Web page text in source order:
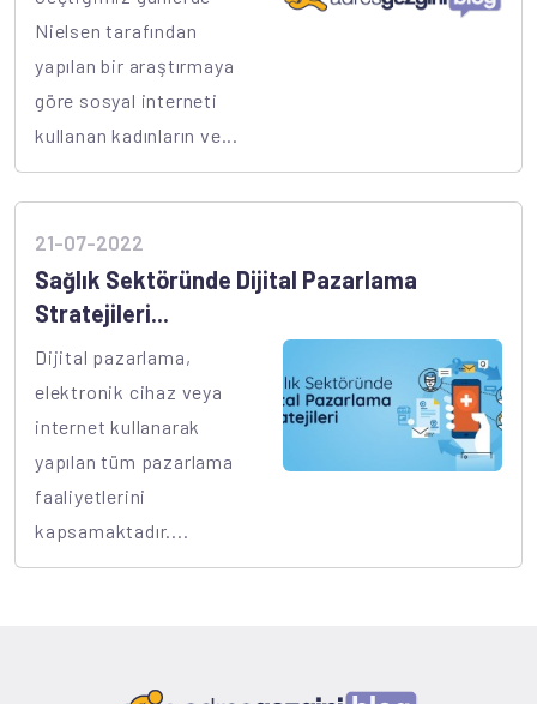
Nielsen tarafından
yapılan bir araştırmaya
göre sosyal interneti
kullanan kadınların ve...
21-07-2022
Sağlık Sektöründe Dijital Pazarlama
Stratejileri...
Dijital pazarlama,
elektronik cihaz veya
internet kullanarak
yapılan tüm pazarlama
faaliyetlerini
kapsamaktadır....